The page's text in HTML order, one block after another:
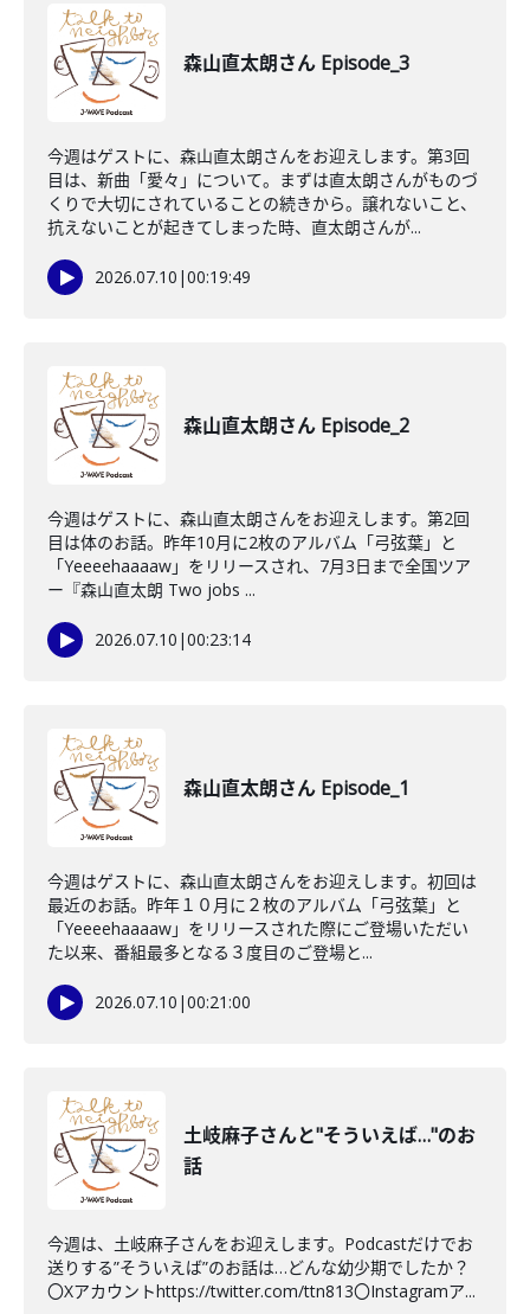
森山直太朗さん Episode_3
今週はゲストに、森山直太朗さんをお迎えします。第3回
目は、新曲「愛々」について。まずは直太朗さんがものづ
くりで大切にされていることの続きから。譲れないこと、
抗えないことが起きてしまった時、直太朗さんが...
2026.07.10 |00:19:49
森山直太朗さん Episode_2
今週はゲストに、森山直太朗さんをお迎えします。第2回
目は体のお話。昨年10月に2枚のアルバム「弓弦葉」と
「Yeeeehaaaaw」をリリースされ、7月3日まで全国ツア
ー『森山直太朗 Two jobs ...
2026.07.10 |00:23:14
森山直太朗さん Episode_1
今週はゲストに、森山直太朗さんをお迎えします。初回は
最近のお話。昨年１０月に２枚のアルバム「弓弦葉」と
「Yeeeehaaaaw」をリリースされた際にご登場いただい
た以来、番組最多となる３度目のご登場と...
2026.07.10 |00:21:00
土岐麻子さんと"そういえば…"のお
話
今週は、土岐麻子さんをお迎えします。Podcastだけでお
送りする”そういえば”のお話は…どんな幼少期でしたか？
〇Xアカウントhttps://twitter.com/ttn813〇Instagramア...